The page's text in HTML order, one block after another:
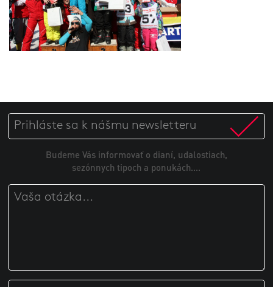
Budeme Vás informovať o dianí, udalostiach,
sezónnych tipoch a ponukách....